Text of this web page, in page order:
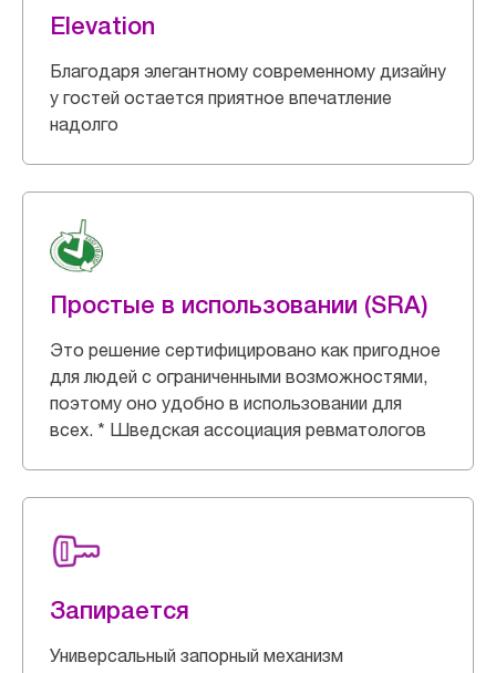
Elevation
Благодаря элегантному современному дизайну
у гостей остается приятное впечатление
надолго
Простые в использовании (SRA)
Это решение сертифицировано как пригодное
для людей с ограниченными возможностями,
поэтому оно удобно в использовании для
всех. * Шведская ассоциация ревматологов
Запирается
Универсальный запорный механизм